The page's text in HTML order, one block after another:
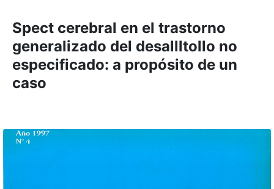
Spect cerebral en el trastorno
generalizado del desallltollo no
especificado: a propósito de un
caso